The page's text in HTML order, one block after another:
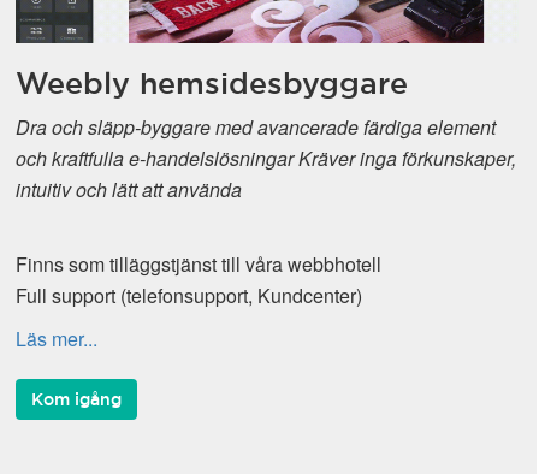
Weebly hemsidesbyggare
Dra och släpp-byggare med avancerade färdiga element
och kraftfulla e-handelslösningar Kräver inga förkunskaper,
intuitiv och lätt att använda
Finns som tilläggstjänst till våra webbhotell
Full support (telefonsupport, Kundcenter)
Läs mer...
Kom igång